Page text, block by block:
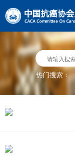
热门搜索：